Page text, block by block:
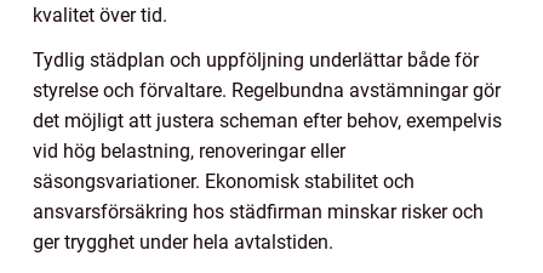
kvalitet över tid.
Tydlig städplan och uppföljning underlättar både för
styrelse och förvaltare. Regelbundna avstämningar gör
det möjligt att justera scheman efter behov, exempelvis
vid hög belastning, renoveringar eller
säsongsvariationer. Ekonomisk stabilitet och
ansvarsförsäkring hos städfirman minskar risker och
ger trygghet under hela avtalstiden.